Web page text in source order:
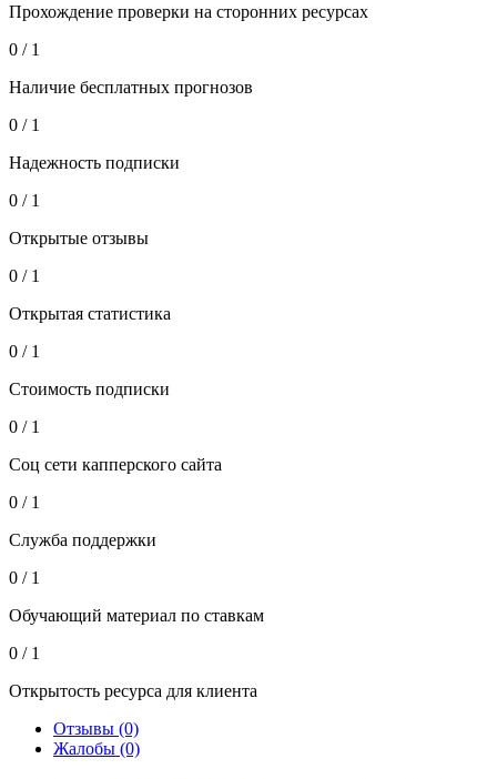
Прохождение проверки на сторонних ресурсах
0 / 1
Наличие бесплатных прогнозов
0 / 1
Надежность подписки
0 / 1
Открытые отзывы
0 / 1
Открытая статистика
0 / 1
Стоимость подписки
0 / 1
Соц сети капперского сайта
0 / 1
Служба поддержки
0 / 1
Обучающий материал по ставкам
0 / 1
Открытость ресурса для клиента
Отзывы (0)
Жалобы (0)